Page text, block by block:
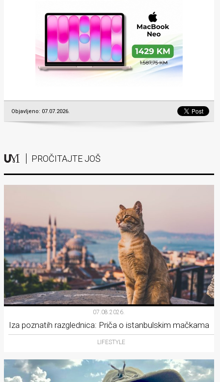
Objavljeno: 07.07.2026.
PROČITAJTE JOŠ
07.08.2026.
Iza poznatih razglednica: Priča o istanbulskim mačkama
LIFESTYLE